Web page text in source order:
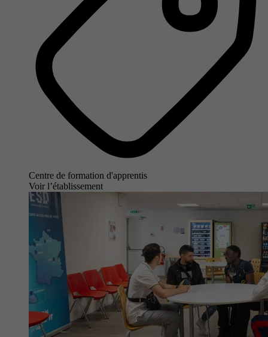
Centre de formation d'apprentis
Voir l’établissement